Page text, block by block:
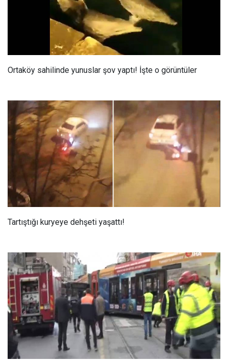
Ortaköy sahilinde yunuslar şov yaptı! İşte o görüntüler
Tartıştığı kuryeye dehşeti yaşattı!